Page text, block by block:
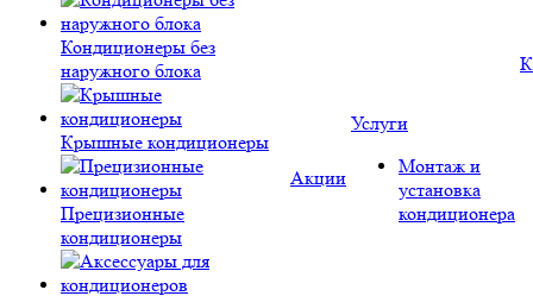
Кондиционеры без
наружного блока
Крышные кондиционеры
Прецизионные
кондиционеры
Акции
Услуги
Монтаж и
установка
кондиционера